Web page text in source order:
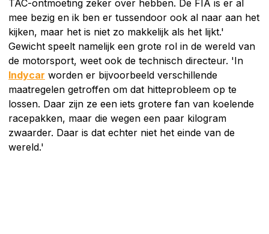
TAC-ontmoeting zeker over hebben. De FIA is er al
mee bezig en ik ben er tussendoor ook al naar aan het
kijken, maar het is niet zo makkelijk als het lijkt.'
Gewicht speelt namelijk een grote rol in de wereld van
de motorsport, weet ook de technisch directeur. 'In
Indycar worden er bijvoorbeeld verschillende
maatregelen getroffen om dat hitteprobleem op te
lossen. Daar zijn ze een iets grotere fan van koelende
racepakken, maar die wegen een paar kilogram
zwaarder. Daar is dat echter niet het einde van de
wereld.'